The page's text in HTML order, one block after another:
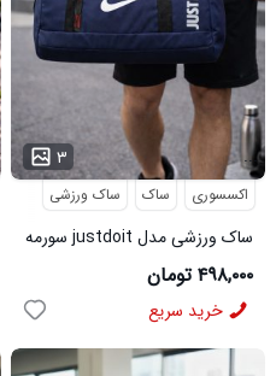
۳ ...
اکسسوری ساک ساک ورزشی
ساک ورزشی مدل justdoit سورمه
ای کد6464
۴۹۸,۰۰۰ تومان
خرید سریع